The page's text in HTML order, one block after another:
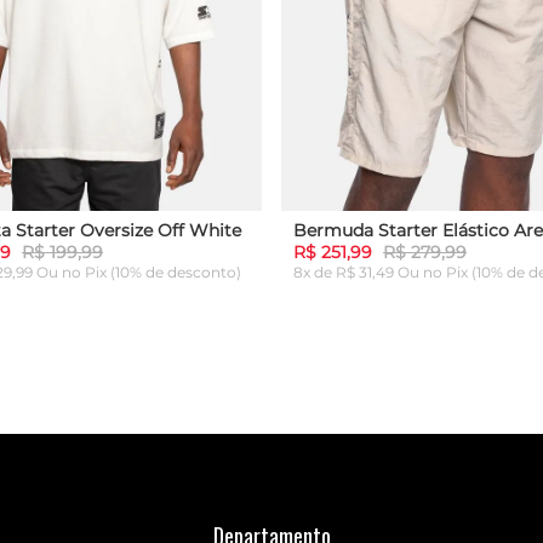
Starter Oversize Off White
R$ 199,99
Ou no Pix (10% de desconto)
Bermuda Starter Elástico
R$ 251,99 R$ 279,99
8x de R$ 31,49 Ou no Pix (10% de
Departamento